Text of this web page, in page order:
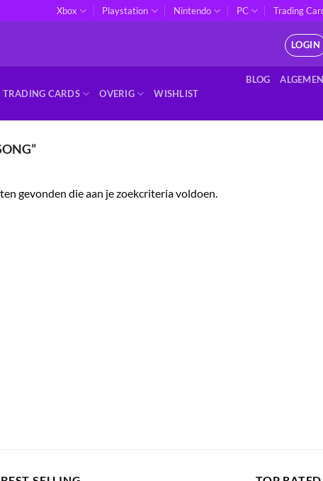
Xbox Playstation Nintendo PC Trading
LOGIN
TRADING CARDS OVERIG WISHLIST
BLOG
gevonden die aan je zoekcriteria voldoen.